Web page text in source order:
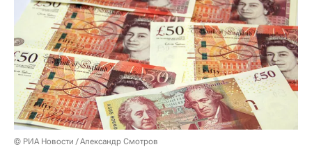
© РИА Новости / Александр Смотров